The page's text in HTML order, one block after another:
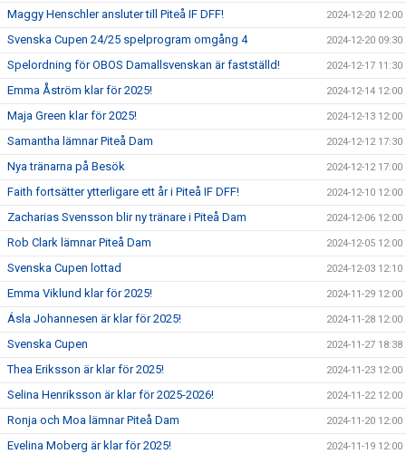
Maggy Henschler ansluter till Piteå IF DFF! 2024-12-20 12:00
Svenska Cupen 24/25 spelprogram omgång 4 2024-12-20 09:30
Spelordning för OBOS Damallsvenskan är fastställd! 2024-12-17 11:30
Emma Åström klar för 2025! 2024-12-14 12:00
Maja Green klar för 2025! 2024-12-13 12:00
Samantha lämnar Piteå Dam 2024-12-12 17:30
Nya tränarna på Besök 2024-12-12 17:00
Faith fortsätter ytterligare ett år i Piteå IF DFF! 2024-12-10 12:00
Zacharias Svensson blir ny tränare i Piteå Dam 2024-12-06 12:00
Rob Clark lämnar Piteå Dam 2024-12-05 12:00
Svenska Cupen lottad 2024-12-03 12:10
Emma Viklund klar för 2025! 2024-11-29 12:00
Ásla Johannesen är klar för 2025! 2024-11-28 12:00
Svenska Cupen 2024-11-27 18:38
Thea Eriksson är klar för 2025! 2024-11-23 12:00
Selina Henriksson är klar för 2025-2026! 2024-11-22 12:00
Ronja och Moa lämnar Piteå Dam 2024-11-20 12:00
Evelina Moberg är klar för 2025! 2024-11-19 12:00